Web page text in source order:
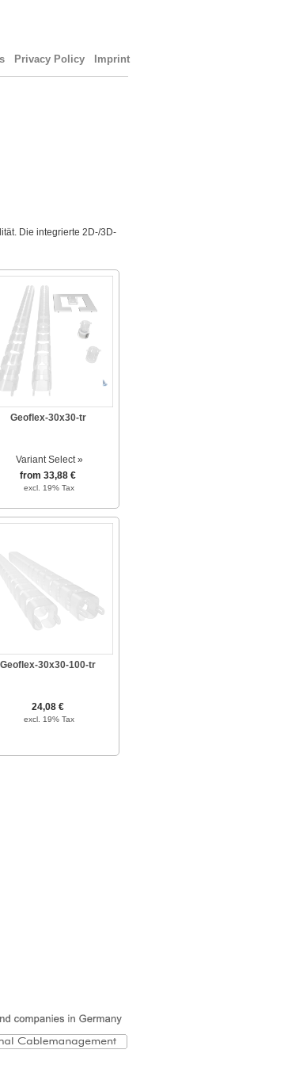
Privacy Policy Imprint
Die integrierte 2D-/3D-
Geoflex-30x30-tr
Variant Select »
from 33,88 €
excl. 19% Tax
Geoflex-30x30-100-tr
24,08 €
excl. 19% Tax